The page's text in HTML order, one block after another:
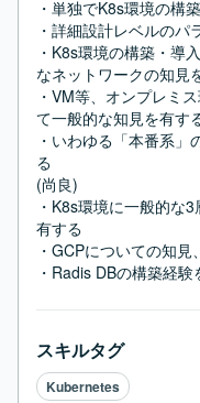
・単独でK8s環境の構
・詳細設計レベルの
・K8s環境の構築・導
なネットワークの知見
・VM等、オンプレミ
て一般的な知見を有す
・いわゆる「本番系
る
(尚良)
・K8s環境に一般的な
有する
・GCPについての知
・Radis DBの構築経験
スキルタグ
Kubernetes